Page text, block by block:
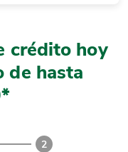
crédito hoy
de hasta
2